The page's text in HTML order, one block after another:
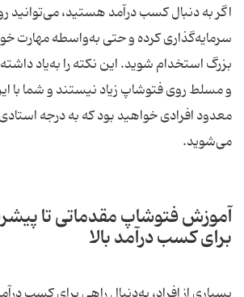
اگر به دنبال کسب درآمد هستید، می‌توانید
سرمایه‌گذاری کرده و حتی به‌واسطه مهارت
بزرگ استخدام شوید. این نکته را به‌یاد
و مسلط روی فتوشاپ زیاد نیستند و شما با
معدود افرادی خواهید بود که به درجه
می‌شوید.
آموزش فتوشاپ مقدماتی تا
برای کسب درآمد بالا